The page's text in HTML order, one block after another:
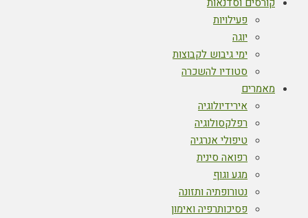
פעילויות
יוגה
ימי גיבוש לקבוצות
סטודיו להשכרה
מאמרים
אירידיולוגיה
רפלקסולוגיה
טיפולי אנרגיה
רפואה סינית
מגע וגוף
נטורופתיה ותזונה
פסיכותרפיה ואימון